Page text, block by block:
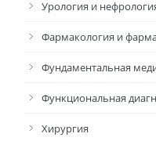
Урология и
Фармакология и
Фундаментальная
Функциональная
Хирургия